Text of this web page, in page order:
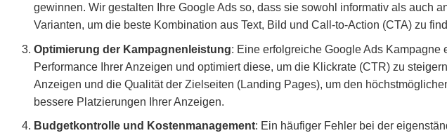
gewinnen. Wir gestalten Ihre Google Ads so, dass sie sowohl informativ als auch
Varianten, um die beste Kombination aus Text, Bild und Call-to-Action (CTA) zu
Optimierung der Kampagnenleistung: Eine erfolgreiche Google Ads
Performance Ihrer Anzeigen und optimiert diese, um die Klickrate (CTR) zu
Anzeigen und die Qualität der Zielseiten (Landing Pages), um den
bessere Platzierungen Ihrer Anzeigen.
Budgetkontrolle und Kostenmanagement: Ein häufiger Fehler bei der